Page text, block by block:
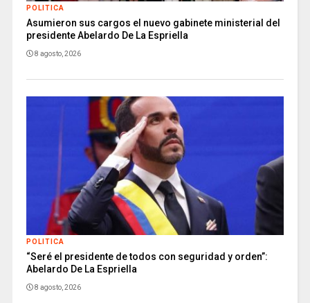
POLITICA
Asumieron sus cargos el nuevo gabinete ministerial del
presidente Abelardo De La Espriella
8 agosto, 2026
POLITICA
“Seré el presidente de todos con seguridad y orden”:
Abelardo De La Espriella
8 agosto, 2026